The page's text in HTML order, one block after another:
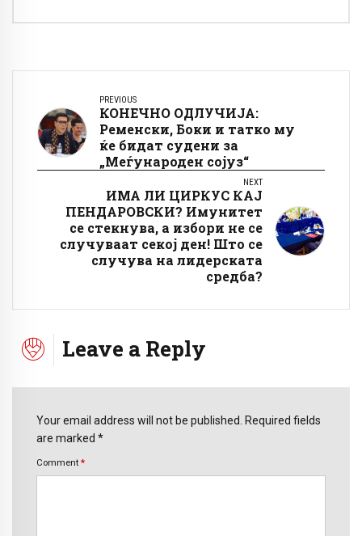
PREVIOUS
КОНЕЧНО ОДЛУЧИЈА:
Ременски, Боки и татко му
ќе бидат судени за
„Меѓународен сојуз“
NEXT
ИМА ЛИ ЦИРКУС КАЈ
ПЕНДАРОВСКИ? Имунитет
се стекнува, а избори не се
случуваат секој ден! Што се
случува на лидерската
средба?
Leave a Reply
Your email address will not be published. Required fields
are marked *
Comment *